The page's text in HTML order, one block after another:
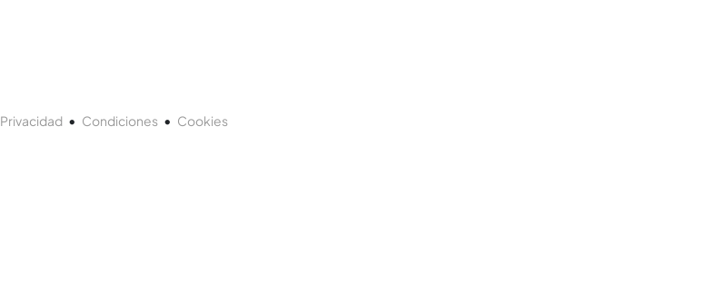
Privacidad• Condiciones• Cookies